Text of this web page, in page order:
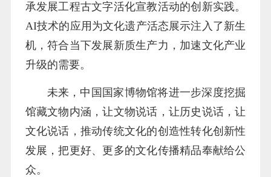
承发展工程古文字活化宣教活动的创新实践。
AI技术的应用为文化遗产活态展示注入了新生
机，符合当下发展新质生产力，加速文化产业
升级的需要。
未来，中国国家博物馆将进一步深度挖掘
馆藏文物内涵，让文物说话，让历史说话，让
文化说话，推动传统文化的创造性转化创新性
发展，把更好、更多的文化传播精品奉献给公
众。